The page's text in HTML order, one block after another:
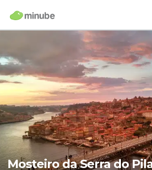
Mosteiro da Serra do